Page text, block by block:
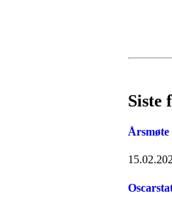
Siste
Årsmøte